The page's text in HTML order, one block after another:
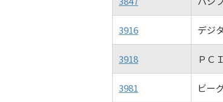
3916 デジ
3918 ＰＣ
3981 ビー